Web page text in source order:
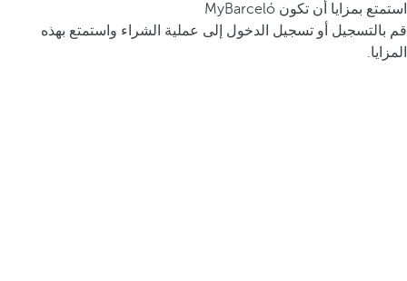
استمتع بمزايا أن تكون MyBarceló
قم بالتسجيل أو تسجيل الدخول إلى عملية الشراء واستمتع بهذه
المزايا.